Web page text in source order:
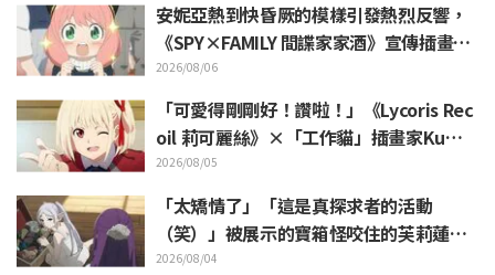
安妮亞熱到快昏厥的模樣引發熱烈反響，
《SPY×FAMILY 間諜家家酒》宣傳插畫
「安妮亞、融化掉了」
2026/08/06
「可愛得剛剛好！讚啦！」《Lycoris Rec
oil 莉可麗絲》×「工作貓」插畫家Kuma
mine合作消息公開 引發「讚啦！」熱烈
迴響
2026/08/05
「太矯情了」「這是真探求者的活動
（笑）」被展示的寶箱怪咬住的芙莉蓮玩
偶引來大量吐槽《葬送的芙莉蓮》
2026/08/04